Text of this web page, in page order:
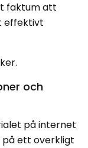
faktum att
effektivt
och
på internet
ett overkligt